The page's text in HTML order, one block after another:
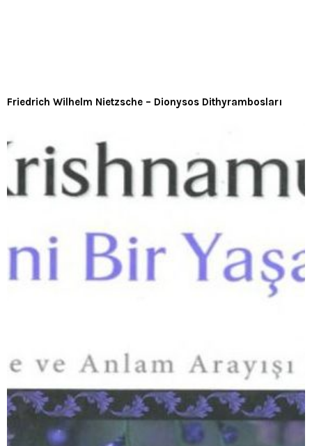
Friedrich Wilhelm Nietzsche – Dionysos Dithyrambosları